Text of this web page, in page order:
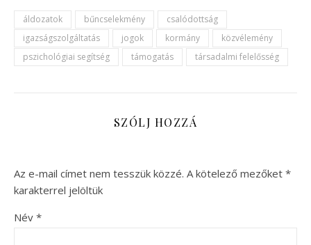
áldozatok bűncselekmény
csalódottság
igazságszolgáltatás
jogok kormány
közvélemény
pszichológiai segítség
támogatás társadalmi felelősség
SZÓLJ HOZZÁ
Az e-mail címet nem tesszük közzé. A kötelező mezőket *
karakterrel jelöltük
Név *